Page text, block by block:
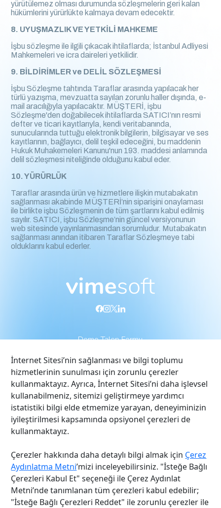
yürütülemez olması durumunda sözleşmelerin geri kalan
hükümlerini yürürlükte kalmaya devam edecektir.
8. UYUŞMAZLIK VE YETKİLİ MAHKEME
İşbu sözleşme ile ilgili çıkacak ihtilaflarda; İstanbul Adliyesi
Mahkemeleri ve icra daireleri yetkilidir.
9. BİLDİRİMLER ve DELİL SÖZLEŞMESİ
İşbu Sözleşme tahtında Taraflar arasında yapılacak her
türlü yazışma, mevzuatta sayılan zorunlu haller dışında, e-
mail aracılığıyla yapılacaktır. MÜŞTERİ, işbu
Sözleşme'den doğabilecek ihtilaflarda SATICI’nın resmi
defter ve ticari kayıtlarıyla, kendi veritabanında,
sunucularında tuttuğu elektronik bilgilerin, bilgisayar ve ses
kayıtlarının, bağlayıcı, delil teşkil edeceğini, bu maddenin
Hukuk Muhakemeleri Kanunu'nun 193. maddesi anlamında
delil sözleşmesi niteliğinde olduğunu kabul eder.
10. YÜRÜRLÜK
Taraflar arasında ürün ve hizmetlere ilişkin mutabakatın
sağlanması akabinde MÜŞTERİ’nin siparişini onaylaması
ile birlikte işbu Sözleşmenin de tüm şartlarını kabul edilmiş
sayılır. SATICI, işbu Sözleşme’nin güncel versiyonunun
web sitesinde yayınlanmasından sorumludur. Mutabakatın
sağlanması anından itibaren Taraflar Sözleşmeye tabi
olduklarını kabul ederler.
Demo Talep Formu
Vimesoft
Biz Kimiz
İnsan Kaynakları
Referanslarımız
İletişim
Çözümlerimiz
Kurumsal Video
Kurumsal Wiki
Görüntülü İletişim
Merkezi
Mülakat
Video Konferans
İnternet Sitesi’nin sağlanması ve bilgi toplumu
hizmetlerinin sunulması için zorunlu çerezler
kullanmaktayız. Ayrıca, İnternet Sitesi’ni daha işlevsel
kullanabilmeniz, sitemizi geliştirmeye yardımcı
istatistiki bilgi elde etmemize yarayan, deneyiminizin
iyileştirilmesi kapsamında opsiyonel çerezleri de
kullanmaktayız.
Çerezler hakkında daha detaylı bilgi almak için Çerez
Aydınlatma Metni’mizi inceleyebilirsiniz. "İsteğe Bağlı
Çerezleri Kabul Et" seçeneği ile Çerez Aydınlat
Metni’nde tanımlanan tüm çerezleri kabul edebilir;
"İsteğe Bağlı Çerezleri Reddet" ile zorunlu çerezler ile